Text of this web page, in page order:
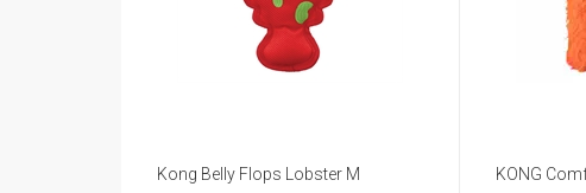
Kong Belly Flops Lobster M